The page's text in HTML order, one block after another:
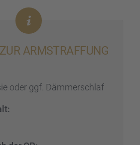
ARMSTRAF­FUNG
oder ggf. Dämmer­schlaf